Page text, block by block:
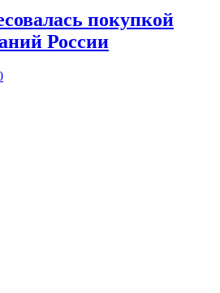
покупкой
России